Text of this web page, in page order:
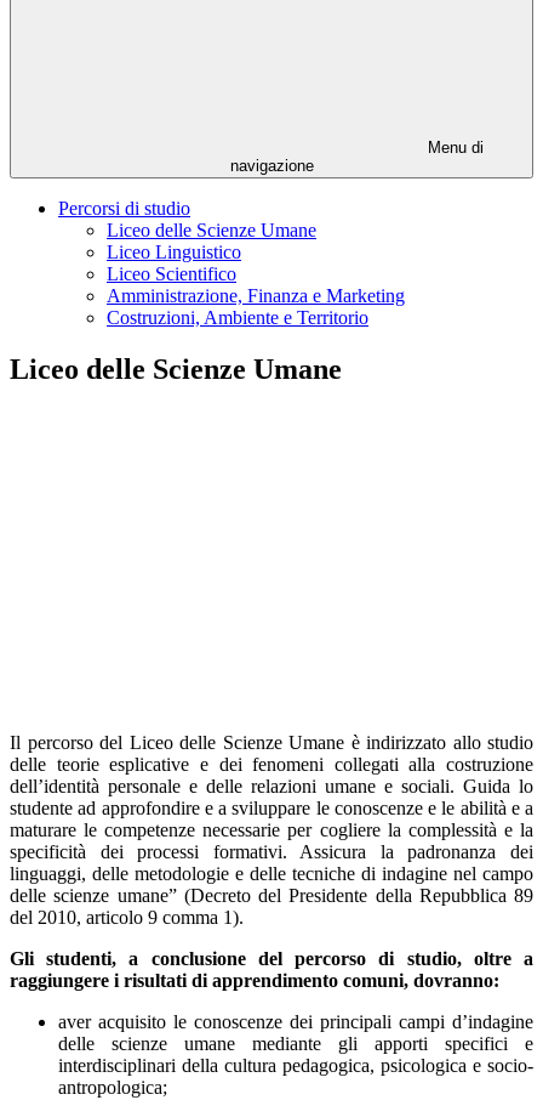
Menu di
navigazione
Percorsi di studio
Liceo delle Scienze Umane
Liceo Linguistico
Liceo Scientifico
Amministrazione, Finanza e Marketing
Costruzioni, Ambiente e Territorio
Liceo delle Scienze Umane
Il percorso del Liceo delle Scienze Umane è indirizzato allo studio
delle teorie esplicative e dei fenomeni collegati alla costruzione
dell’identità personale e delle relazioni umane e sociali. Guida lo
studente ad approfondire e a sviluppare le conoscenze e le abilità e a
maturare le competenze necessarie per cogliere la complessità e la
specificità dei processi formativi. Assicura la padronanza dei
linguaggi, delle metodologie e delle tecniche di indagine nel campo
delle scienze umane” (Decreto del Presidente della Repubblica 89
del 2010, articolo 9 comma 1).
Gli studenti, a conclusione del percorso di studio, oltre a
raggiungere i risultati di apprendimento comuni, dovranno:
aver acquisito le conoscenze dei principali campi d’indagine
delle scienze umane mediante gli apporti specifici e
interdisciplinari della cultura pedagogica, psicologica e socio-
antropologica;